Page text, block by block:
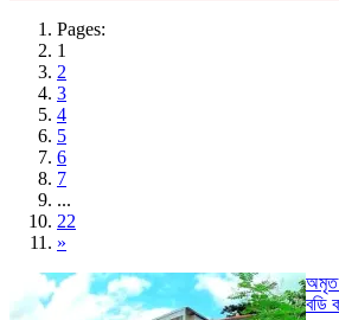
Pages:
1
2
3
4
5
6
7
...
22
»
অমৃত
বডি